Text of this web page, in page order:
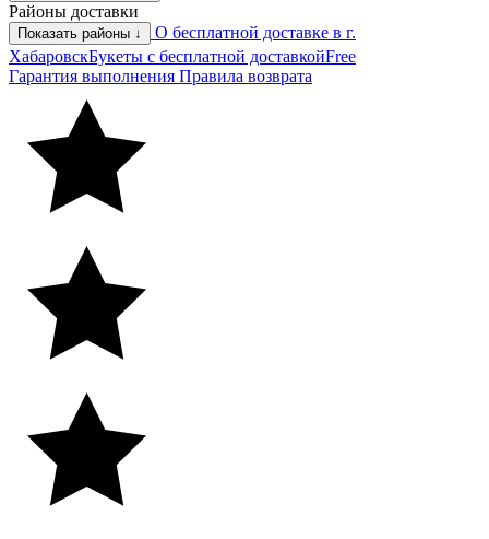
Районы доставки
Показать районы ↓
О бесплатной доставке в г.
ХабаровскБукеты с бесплатной доставкойFree
Гарантия выполнения Правила возврата